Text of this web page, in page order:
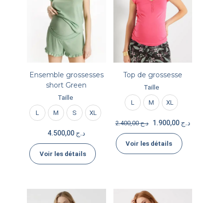
Ensemble grossesses
short Green
Taille
L M S XL
د.ج
Voir les détails
Top de grossesse
Taille
L M XL
د.ج2.400,00 د.ج 1.900,00
Voir les détails